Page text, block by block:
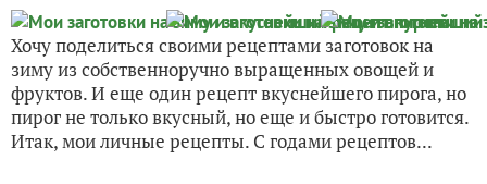
Хочу поделиться своими рецептами заготовок на
зиму из собственноручно выращенных овощей и
фруктов. И еще один рецепт вкуснейшего пирога, но
пирог не только вкусный, но еще и быстро готовится.
Итак, мои личные рецепты. С годами рецептов...